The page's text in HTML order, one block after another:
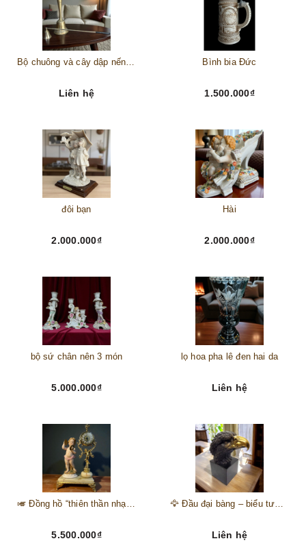
Bộ chuông và cây dập nến đồng
Liên hệ
Bình bia Đức
1.500.000₫
đôi bạn
2.000.000₫
Hài
2.000.000₫
bộ sứ chân nên 3 món
5.000.000₫
lọ hoa pha lê đen hai da
Liên hệ
🎺 Đồng hồ “thiên thần nhạc hội” – tuyệt mỹ phẩm trang trí phong cách hoàng gia 🎼
5.500.000₫
🦅 Đầu đại bàng – biểu tượng của kẻ chinh phục trên đỉnh núi thành công 🦅
Liên hệ